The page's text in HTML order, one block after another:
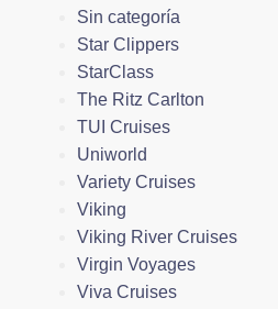
Sin categoría
Star Clippers
StarClass
The Ritz Carlton
TUI Cruises
Uniworld
Variety Cruises
Viking
Viking River Cruises
Virgin Voyages
Viva Cruises